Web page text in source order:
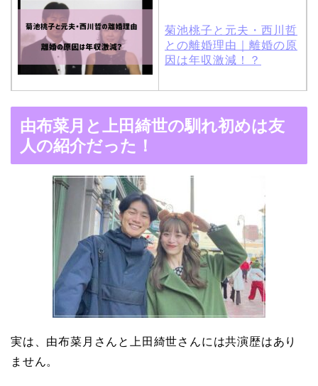
菊池桃子と元夫・西川哲
との離婚理由｜離婚の原
因は年収激減！？
木村拓哉と嫁・工藤静香
の馴れ初めは「SMAP×S
演でキムタクがド緊張！
【画像】ブーニンの嫁は
資産家の娘！馴れ初めは
取材！？
中森明菜の結婚歴！豪華
由布菜月と上田綺世の馴れ初めは友
人の紹介だった！
実は、由布菜月さんと上田綺世さんには共演歴はあり
ません。